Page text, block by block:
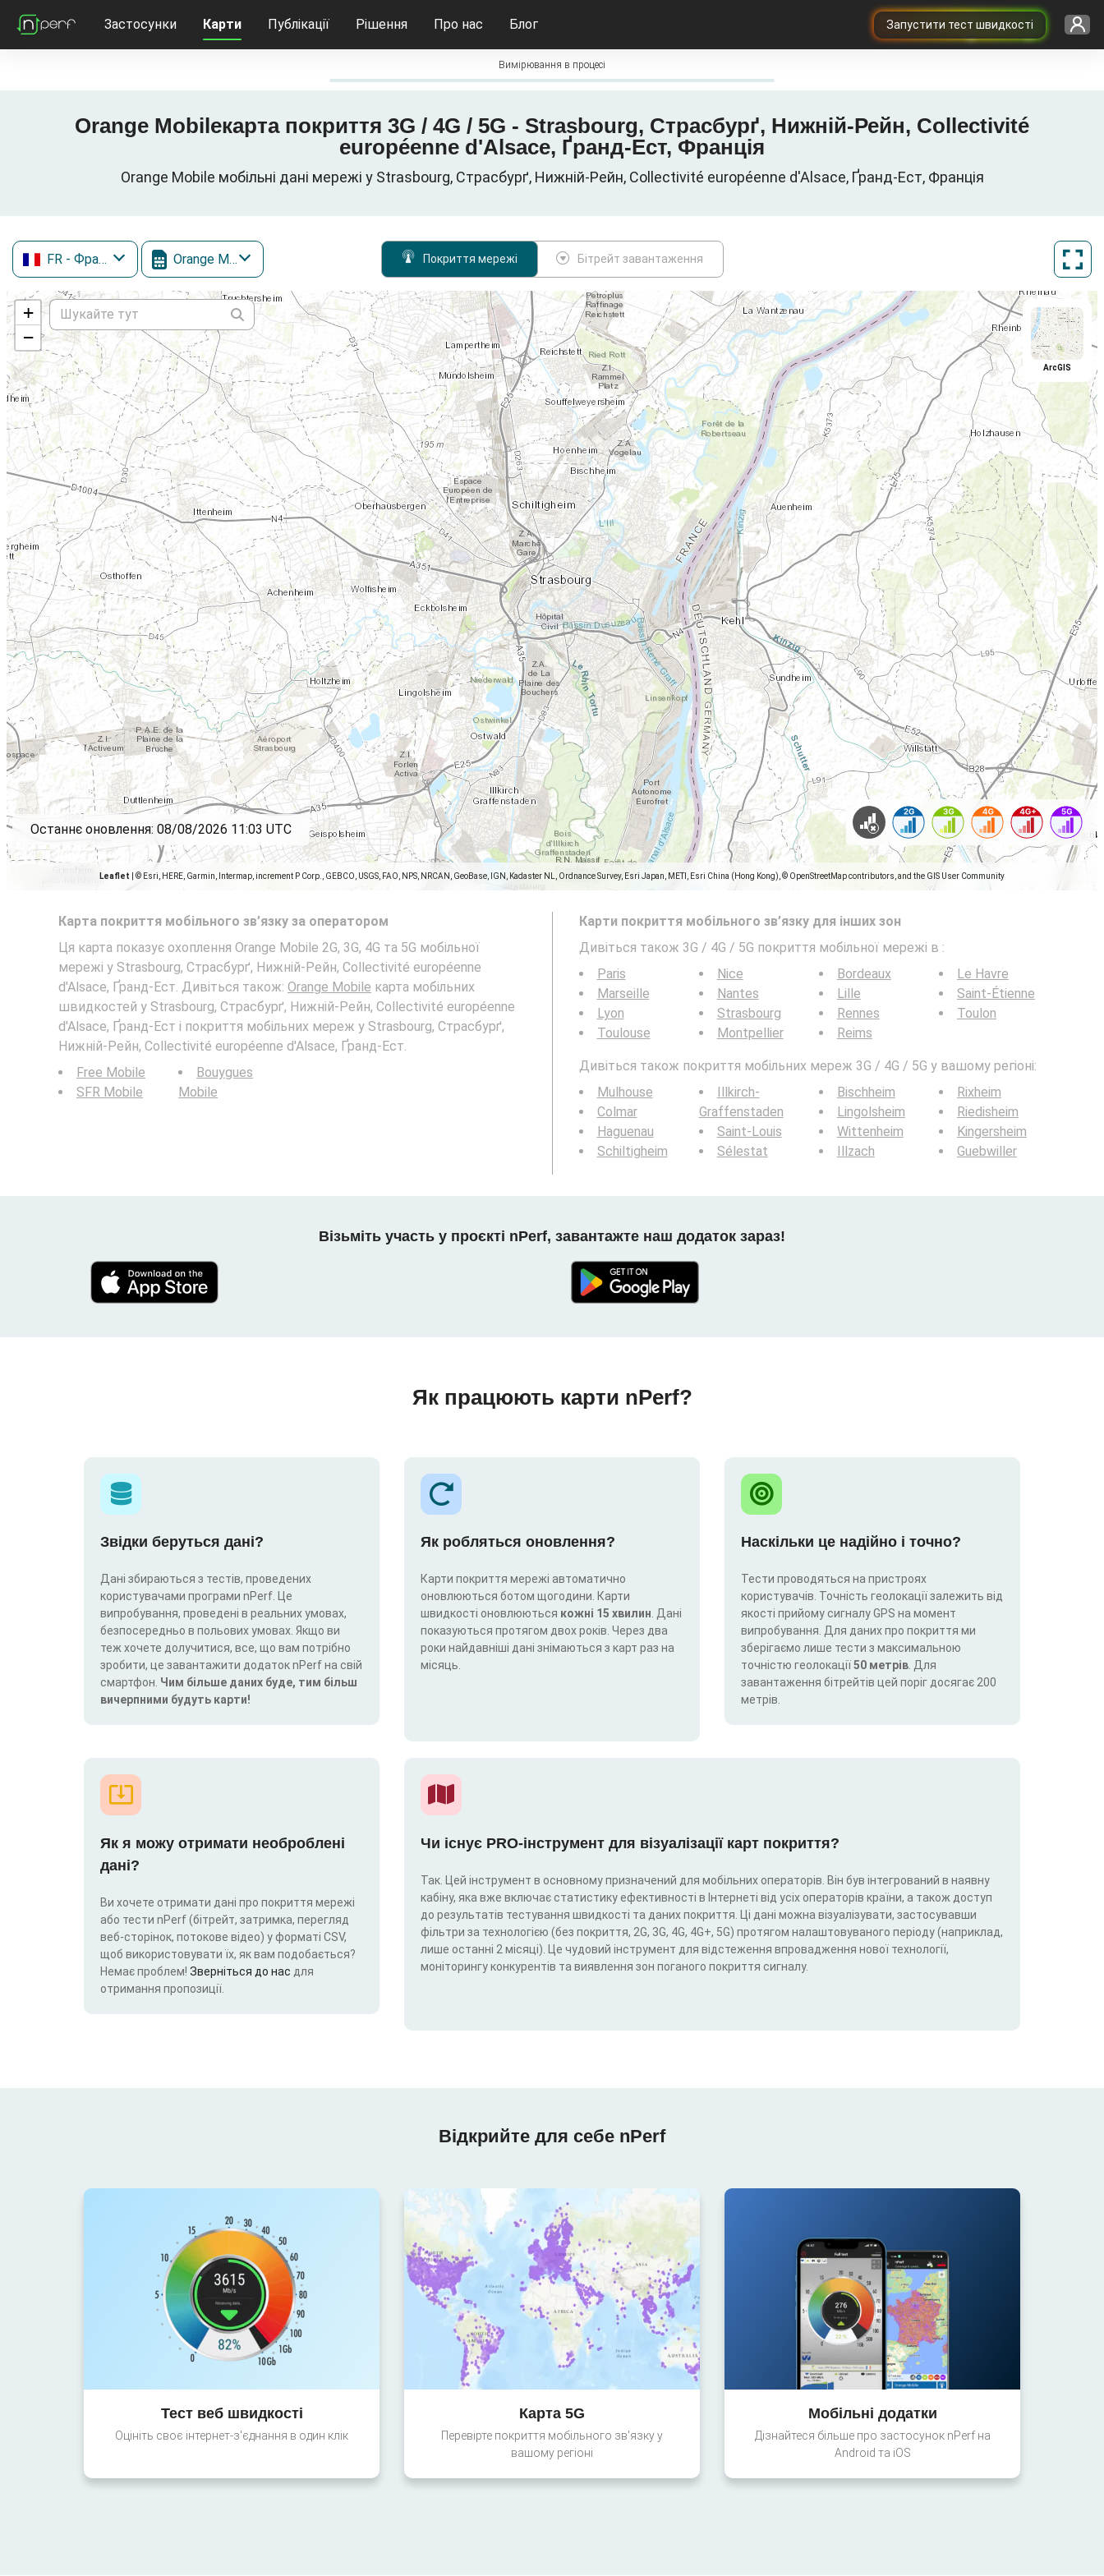
Запустити тест швидкості
Застосунки Карти Публікації Рішення Про нас Блог
Вимірювання в процесі
Orange Mobileкарта покриття 3G / 4G / 5G - Strasbourg, Страсбурґ, Нижній-Рейн, Collectivité
européenne d'Alsace, Ґранд-Ест, Франція
Orange Mobile мобільні дані мережі у Strasbourg, Страсбурґ, Нижній-Рейн, Collectivité européenne d'Alsace, Ґранд-Ест, Франція
FR - Франція Orange Mobile Покриття мережі Бітрейт завантаження
+
−
Leaflet © Esri, HERE, Garmin, Intermap, increment P Corp., GEBCO, USGS, FAO, NPS, NRCAN, GeoBase, IGN, Kadaster NL, Ordnance Survey, Esri Japan, METI, Esri China (Hong Kong), © OpenStreetMap contributors, and the GIS User Community
ArcGIS
Останнє оновлення: 08/08/2026 11:03 UTC
Карта покриття мобільного зв’язку за оператором
Ця карта показує охоплення Orange Mobile 2G, 3G, 4G та 5G мобільної
мережі у Strasbourg, Страсбурґ, Нижній-Рейн, Collectivité européenne
d'Alsace, Ґранд-Ест. Дивіться також: Orange Mobile карта мобільних
швидкостей у Strasbourg, Страсбурґ, Нижній-Рейн, Collectivité européenne
d'Alsace, Ґранд-Ест і покриття мобільних мереж у Strasbourg, Страсбурґ,
Нижній-Рейн, Collectivité européenne d'Alsace, Ґранд-Ест.
Free Mobile
SFR Mobile
Bouygues
Mobile
Карти покриття мобільного зв’язку для інших зон
Дивіться також 3G / 4G / 5G покриття мобільної мережі в :
Paris
Marseille
Lyon
Toulouse
Nice
Nantes
Strasbourg
Montpellier
Bordeaux
Lille
Rennes
Reims
Le Havre
Saint-Étienne
Toulon
Дивіться також покриття мобільних мереж 3G / 4G / 5G у вашому регіоні:
Mulhouse
Colmar
Haguenau
Schiltigheim
Illkirch-
Graffenstaden
Saint-Louis
Sélestat
Bischheim
Lingolsheim
Wittenheim
Illzach
Rixheim
Riedisheim
Kingersheim
Guebwiller
Візьміть участь у проєкті nPerf, завантажте наш додаток зараз!
Як працюють карти nPerf?
Звідки беруться дані?
Дані збираються з тестів, проведених
користувачами програми nPerf. Це
випробування, проведені в реальних умовах,
безпосередньо в польових умовах. Якщо ви
теж хочете долучитися, все, що вам потрібно
зробити, це завантажити додаток nPerf на свій
смартфон. Чим більше даних буде, тим більш
вичерпними будуть карти!
Як робляться оновлення?
Карти покриття мережі автоматично
оновлюються ботом щогодини. Карти
швидкості оновлюються кожні 15 хвилин . Дані
показуються протягом двох років. Через два
роки найдавніші дані знімаються з карт раз на
місяць.
Наскільки це надійно і точно?
Тести проводяться на пристроях
користувачів. Точність геолокації залежить від
якості прийому сигналу GPS на момент
випробування. Для даних про покриття ми
зберігаємо лише тести з максимальною
точністю геолокації50 метрів . Для
завантаження бітрейтів цей поріг досягає 200
метрів.
Як я можу отримати необроблені
дані?
Ви хочете отримати дані про покриття мережі
або тести nPerf (бітрейт, затримка, перегляд
веб-сторінок, потокове відео) у форматі CSV,
щоб використовувати їх, як вам подобається?
Немає проблем! Зверніться до нас для
отримання пропозиції.
Чи існує PRO-інструмент для візуалізації карт покриття?
Так. Цей інструмент в основному призначений для мобільних операторів. Він був інтегрований в наявну
кабіну, яка вже включає статистику ефективності в Інтернеті від усіх операторів країни, а також доступ
до результатів тестування швидкості та даних покриття. Ці дані можна візуалізувати, застосувавши
фільтри за технологією (без покриття, 2G, 3G, 4G, 4G+, 5G) протягом налаштовуваного періоду (наприклад,
лише останні 2 місяці). Це чудовий інструмент для відстеження впровадження нової технології,
моніторингу конкурентів та виявлення зон поганого покриття сигналу.
Відкрийте для себе nPerf
Тест веб швидкості
Оцініть своє інтернет-з'єднання в один клік
Карта 5G
Перевірте покриття мобільного зв'язку у
вашому регіоні
Мобільні додатки
Дізнайтеся більше про застосунок nPerf на
Android та iOS